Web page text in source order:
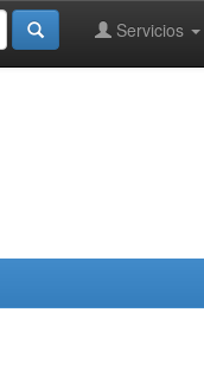
Servicios